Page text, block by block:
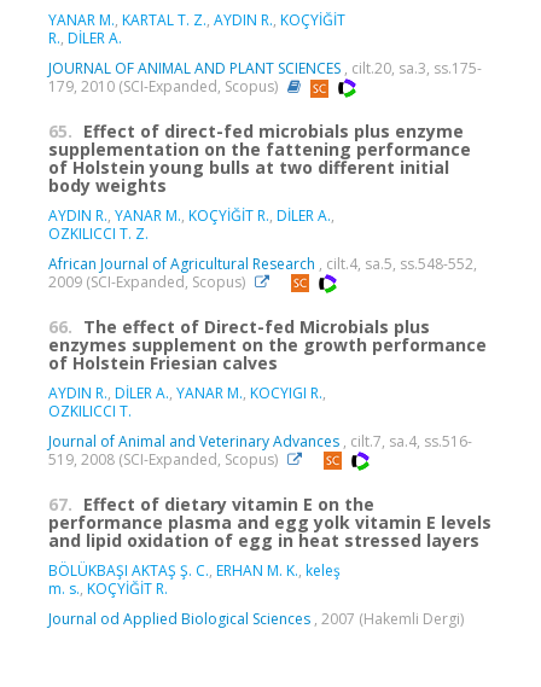
YANAR M., KARTAL T. Z., AYDIN R., KOÇYİĞİT
R., DİLER A.
JOURNAL OF ANIMAL AND PLANT SCIENCES , cilt.20, sa.3, ss.175-
179, 2010 (SCI-Expanded, Scopus)
65. Effect of direct-fed microbials plus enzyme
supplementation on the fattening performance
of Holstein young bulls at two different initial
body weights
AYDIN R., YANAR M., KOÇYİĞİT R., DİLER A.,
OZKILICCI T. Z.
African Journal of Agricultural Research , cilt.4, sa.5, ss.548-552,
2009 (SCI-Expanded, Scopus)
66. The effect of Direct-fed Microbials plus
enzymes supplement on the growth performance
of Holstein Friesian calves
AYDIN R., DİLER A., YANAR M., KOCYIGI R.,
OZKILICCI T.
Journal of Animal and Veterinary Advances , cilt.7, sa.4, ss.516-
519, 2008 (SCI-Expanded, Scopus)
67. Effect of dietary vitamin E on the
performance plasma and egg yolk vitamin E levels
and lipid oxidation of egg in heat stressed layers
BÖLÜKBAŞI AKTAŞ Ş. C., ERHAN M. K., keleş
m. s., KOÇYİĞİT R.
Journal od Applied Biological Sciences , 2007 (Hakemli Dergi)